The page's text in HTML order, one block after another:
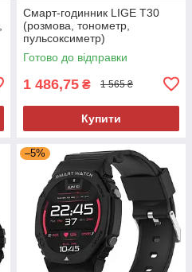
Смарт-годинник LIGE T30
(розмова, тонометр,
пульсоксиметр)
Готово до відправки
1 486,75 ₴ 1 565 ₴
Купити
–5%